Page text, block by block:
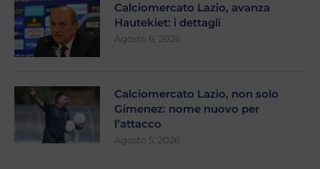
Calciomercato Lazio, avanza
Hautekiet: i dettagli
Agosto 6, 2026
Calciomercato Lazio, non solo
Gimenez: nome nuovo per
l’attacco
Agosto 5, 2026